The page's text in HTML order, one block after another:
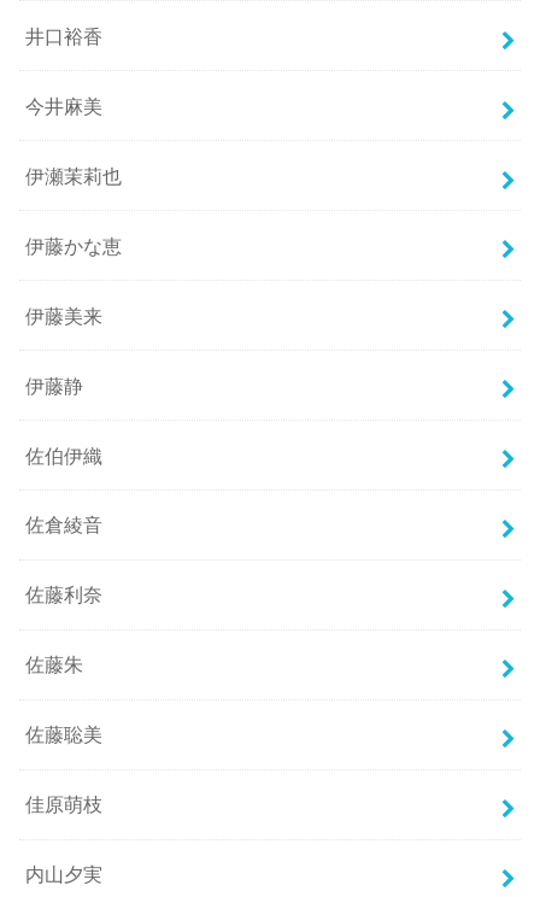
井口裕香
今井麻美
伊瀬茉莉也
伊藤かな恵
伊藤美来
伊藤静
佐伯伊織
佐倉綾音
佐藤利奈
佐藤朱
佐藤聡美
佳原萌枝
内山夕実